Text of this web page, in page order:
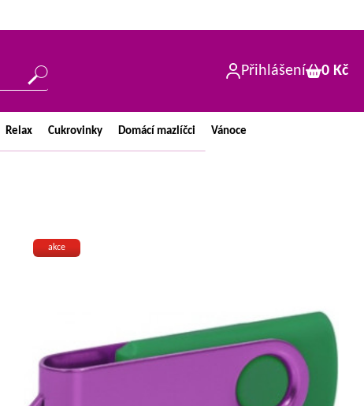
Přihlášení 0 Kč
Relax Cukrovinky Domácí mazlíčci Vánoce
akce